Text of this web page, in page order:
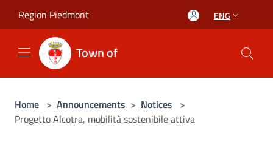
Region Piedmont ENG
Town of
Home > Announcements > Notices >
Progetto Alcotra, mobilità sostenibile attiva